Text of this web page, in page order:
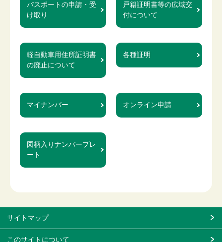
パスポートの申請・受
け取り
戸籍証明書等の広域交
付について
軽自動車用住所証明書
の廃止について
各種証明
マイナンバー オンライン申請
図柄入りナンバープレ
ート
サイトマップ
このサイトについて